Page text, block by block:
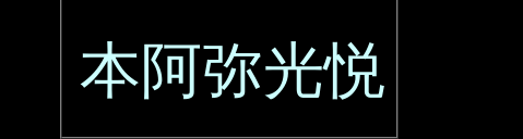
本阿弥光悦